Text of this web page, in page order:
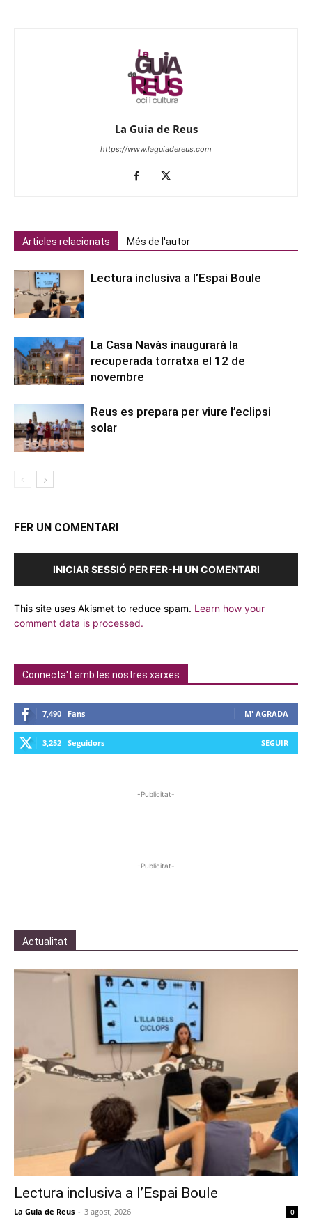
La Guia de Reus
https://www.laguiadereus.com
Articles relacionats Més de l'autor
Lectura inclusiva a l’Espai Boule
La Casa Navàs inaugurarà la
recuperada torratxa el 12 de
novembre
Reus es prepara per viure l’eclipsi
solar
FER UN COMENTARI
INICIAR SESSIÓ PER FER-HI UN COMENTARI
This site uses Akismet to reduce spam. Learn how your
comment data is processed.
Connecta't amb les nostres xarxes
7,490 Fans M' AGRADA
3,252 Seguidors SEGUIR
-Publicitat-
-Publicitat-
Actualitat
Lectura inclusiva a l’Espai Boule
La Guia de Reus - 3 agost, 2026 0